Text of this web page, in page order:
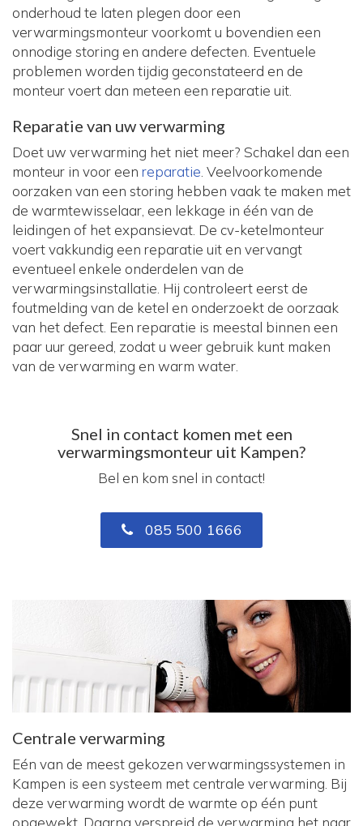
onderhoud te laten plegen door een
verwarmingsmonteur voorkomt u bovendien een
onnodige storing en andere defecten. Eventuele
problemen worden tijdig geconstateerd en de
monteur voert dan meteen een reparatie uit.
Reparatie van uw verwarming
Doet uw verwarming het niet meer? Schakel dan een
monteur in voor een reparatie . Veelvoorkomende
oorzaken van een storing hebben vaak te maken met
de warmtewisselaar, een lekkage in één van de
leidingen of het expansievat. De cv-ketelmonteur
voert vakkundig een reparatie uit en vervangt
eventueel enkele onderdelen van de
verwarmingsinstallatie. Hij controleert eerst de
foutmelding van de ketel en onderzoekt de oorzaak
van het defect. Een reparatie is meestal binnen een
paar uur gereed, zodat u weer gebruik kunt maken
van de verwarming en warm water.
Snel in contact komen met een
verwarmingsmonteur uit Kampen?
Bel en kom snel in contact!
085 500 1666
Centrale verwarming
Eén van de meest gekozen verwarmingssystemen in
Kampen is een systeem met centrale verwarming. Bij
deze verwarming wordt de warmte op één punt
opgewekt. Daarna verspreid de verwarming het naar